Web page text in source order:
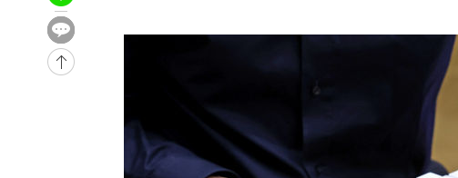
-23227초 전 >
-20573초 전 >
AT마드리드 데뷔 앞둔 이강인, 맨시티전 선발 대신 '벤치 시작'
-19203초 전 >
[속보]與 강원·TK 당원투표 합산 김민석 48.54%로 승리…정청래
與 강원·TK 당원투표 합산 김민석 46.01%로 승리…정청래
[속보]與전대 권리당원투표…강원·경북 김민석, 대구 정청래 승리
[속보]與 당대표 경선, 경북 권리당원 투표 김민석 47.37%·정청래
[속보]與 당대표 경선, 대구 권리당원 투표 정청래 47.82%·김민석